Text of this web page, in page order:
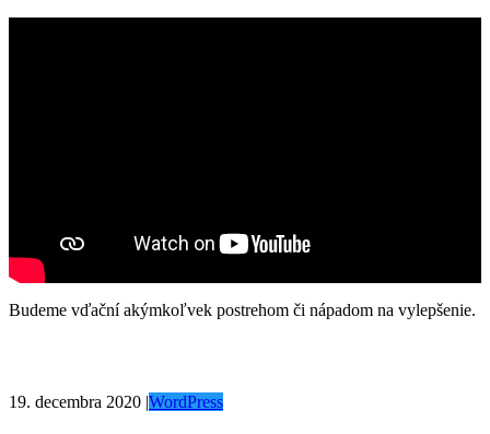
Budeme vďační akýmkoľvek postrehom či nápadom na vylepšenie.
19. decembra 2020 |WordPress